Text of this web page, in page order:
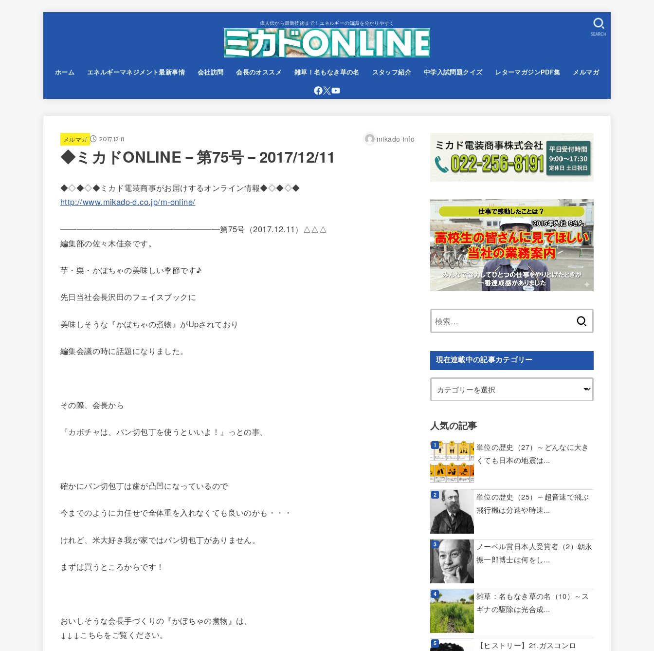
偉人伝から最新技術まで！エネルギーの知識を分かりやすく
ホーム エネルギーマネジメント最新事情 会社訪問 会長のオススメ 雑草！名もなき草の名 スタッフ紹介 中学入試問題クイズ レターマガジンPDF集 メルマガ
SEARCH
メルマガ 2017.12.11 mikado-info
◆ミカドONLINE－第75号－2017/12/11
◆◇◆◇◆ミカド電装商事がお届けするオンライン情報◆◇◆◇◆
http://www.mikado-d.co.jp/m-online/
━━━━━━━━━━━━━━━━━━━━第75号（2017.12.11）△△△
編集部の佐々木佳奈です。
芋・栗・かぼちゃの美味しい季節です♪
先日当社会長沢田のフェイスブックに
美味しそうな『かぼちゃの煮物』がUpされており
編集会議の時に話題になりました。
その際、会長から
『カボチャは、パン切包丁を使うといいよ！』っとの事。
確かにパン切包丁は歯が凸凹になっているので
今までのように力任せで全体重を入れなくても良いのかも・・・
けれど、米大好き我が家ではパン切包丁がありません。
まずは買うところからです！
おいしそうな会長手づくりの『かぼちゃの煮物』は、
↓↓↓こちらをご覧ください。
現在連載中の記事カテゴリー
人気の記事
単位の歴史（27）～どんなに大き
くても日本の地震は...
単位の歴史（25）～超音速で飛ぶ
飛行機は分速や時速...
ノーベル賞日本人受賞者（2）朝永
振一郎博士は何をし...
雑草：名もなき草の名（10）～ス
ギナの駆除は光合成...
【ヒストリー】21.ガスコンロ